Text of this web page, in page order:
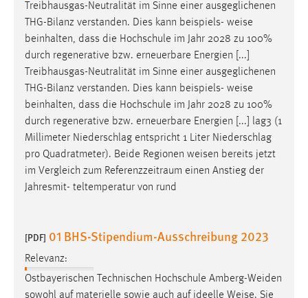
Treibhausgas-Neutralität im Sinne einer ausgeglichenen
THG-Bilanz verstanden. Dies kann beispiels- weise
beinhalten, dass die Hochschule im Jahr 2028 zu 100%
durch regenerative bzw. erneuerbare Energien [...]
Treibhausgas-Neutralität im Sinne einer ausgeglichenen
THG-Bilanz verstanden. Dies kann beispiels- weise
beinhalten, dass die Hochschule im Jahr 2028 zu 100%
durch regenerative bzw. erneuerbare Energien [...] lag3 (1
Millimeter Niederschlag entspricht 1 Liter Niederschlag
pro Quadratmeter). Beide Regionen weisen bereits jetzt
im Vergleich zum Referenzzeitraum einen Anstieg der
Jahresmit- teltemperatur von rund
[PDF] 01 BHS-Stipendium-Ausschreibung 2023
Relevanz:
Ostbayerischen Technischen Hochschule Amberg-Weiden
sowohl auf materielle sowie auch auf ideelle Weise. Sie
Zweck:
Das Cookie speichert die gewählte Sprache der Website.
Cookie Laufzeit:
Chat
Name:
MibewSessionID, MIBEW_UserID, mibew_locale, mibew-
Zweck:
Cookie Laufzeit:
MibewSessionID, mibew-chat-frame-style-
5e9dbeb1811c0446 = Sitzungslaufzeit, mibew_locale = 3
Jahre, MIBEW_UserID = 1 Jahr